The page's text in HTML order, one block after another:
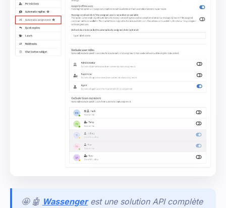
🤩 🤖 Wassenger est une solution API complète